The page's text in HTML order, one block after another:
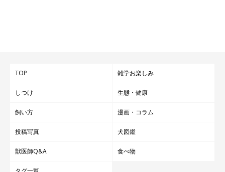
TOP 雑学お楽しみ
しつけ 生態・健康
飼い方 漫画・コラム
投稿写真 犬図鑑
獣医師Q&A 食べ物